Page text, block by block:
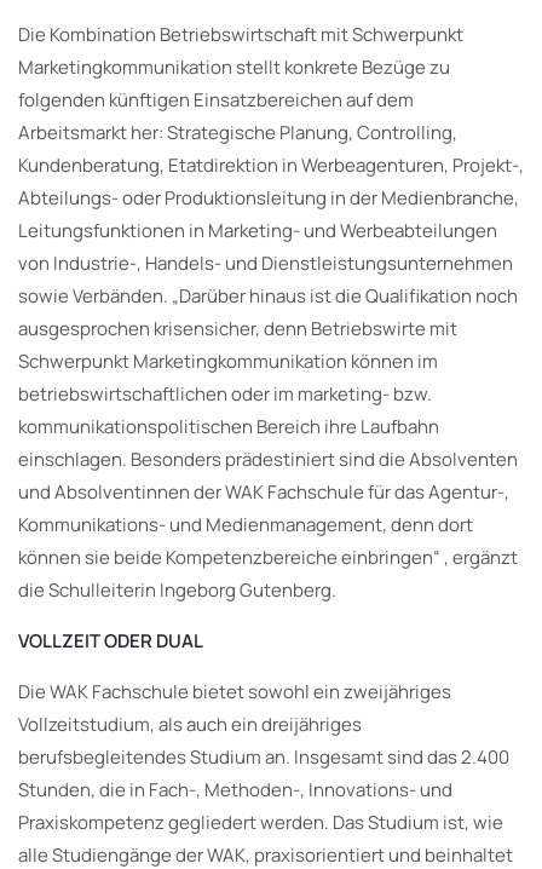
Die Kombination Betriebswirtschaft mit Schwerpunkt
Marketingkommunikation stellt konkrete Bezüge zu
folgenden künftigen Einsatzbereichen auf dem
Arbeitsmarkt her: Strategische Planung, Controlling,
Kundenberatung, Etatdirektion in Werbeagenturen, Projekt-,
Abteilungs- oder Produktionsleitung in der Medienbranche,
Leitungsfunktionen in Marketing- und Werbeabteilungen
von Industrie-, Handels- und Dienstleistungsunternehmen
sowie Verbänden. „Darüber hinaus ist die Qualifikation noch
ausgesprochen krisensicher, denn Betriebswirte mit
Schwerpunkt Marketingkommunikation können im
betriebswirtschaftlichen oder im marketing- bzw.
kommunikationspolitischen Bereich ihre Laufbahn
einschlagen. Besonders prädestiniert sind die Absolventen
und Absolventinnen der WAK Fachschule für das Agentur-,
Kommunikations- und Medienmanagement, denn dort
können sie beide Kompetenzbereiche einbringen“ , ergänzt
die Schulleiterin Ingeborg Gutenberg.
VOLLZEIT ODER DUAL
Die WAK Fachschule bietet sowohl ein zweijähriges
Vollzeitstudium, als auch ein dreijähriges
berufsbegleitendes Studium an. Insgesamt sind das 2.400
Stunden, die in Fach-, Methoden-, Innovations- und
Praxiskompetenz gegliedert werden. Das Studium ist, wie
alle Studiengänge der WAK, praxisorientiert und beinhaltet